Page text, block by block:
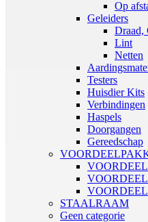
Op
Geleiders
Draad,
Lint
Netten
Testers
Huisdier Kits
Verbindingen
Haspels
Doorgangen
Gereedschap
STAALRAAM
Geen categorie